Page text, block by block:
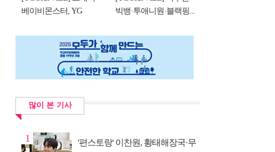
베이비몬스터, YG
빅뱅·투애니원·블랙핑...
많이 본 기사
1
'편스토랑' 이찬원, 황태해장국·무